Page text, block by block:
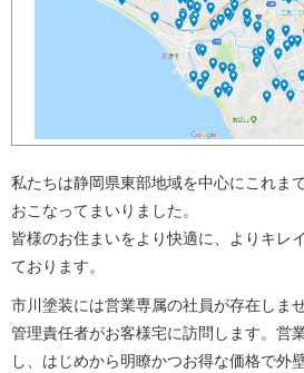
私たちは静岡県東部地域を中心にこれま
おこなってまいりました。
皆様のお住まいをより快適に、よりキレ
ております。
市川塗装には営業専属の社員が存在しま
管理責任者がお客様宅に訪問します。営
し、はじめから明瞭かつお得な価格で外